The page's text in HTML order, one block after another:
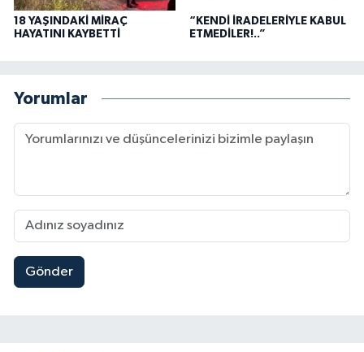
18 YAŞINDAKİ MİRAÇ
HAYATINI KAYBETTİ
“KENDİ İRADELERİYLE KABUL
ETMEDİLER!..”
Yorumlar
Gönder